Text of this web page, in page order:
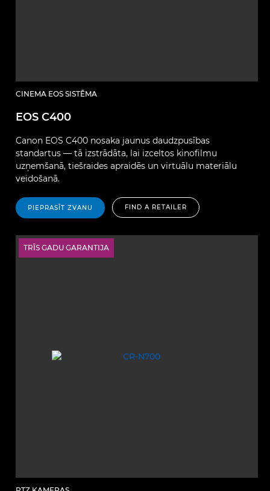
CINEMA EOS SISTĒMA
EOS C400
Canon EOS C400 nosaka jaunus daudzpusības
standartus — tā izstrādāta, lai izceltos kinofilmu
uzņemšanā, tiešraides apraidēs un virtuālu materiālu
veidošanā.
PIEPRASĪT ZVANU FIND A RETAILER
TRĪS GADU GARANTIJA